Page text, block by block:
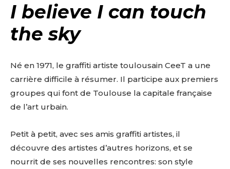
I believe I can touch
the sky
Né en 1971, le graffiti artiste toulousain CeeT a une
carrière difficile à résumer. Il participe aux premiers
groupes qui font de Toulouse la capitale française
de l’art urbain.
Petit à petit, avec ses amis graffiti artistes, il
découvre des artistes d’autres horizons, et se
nourrit de ses nouvelles rencontres: son style